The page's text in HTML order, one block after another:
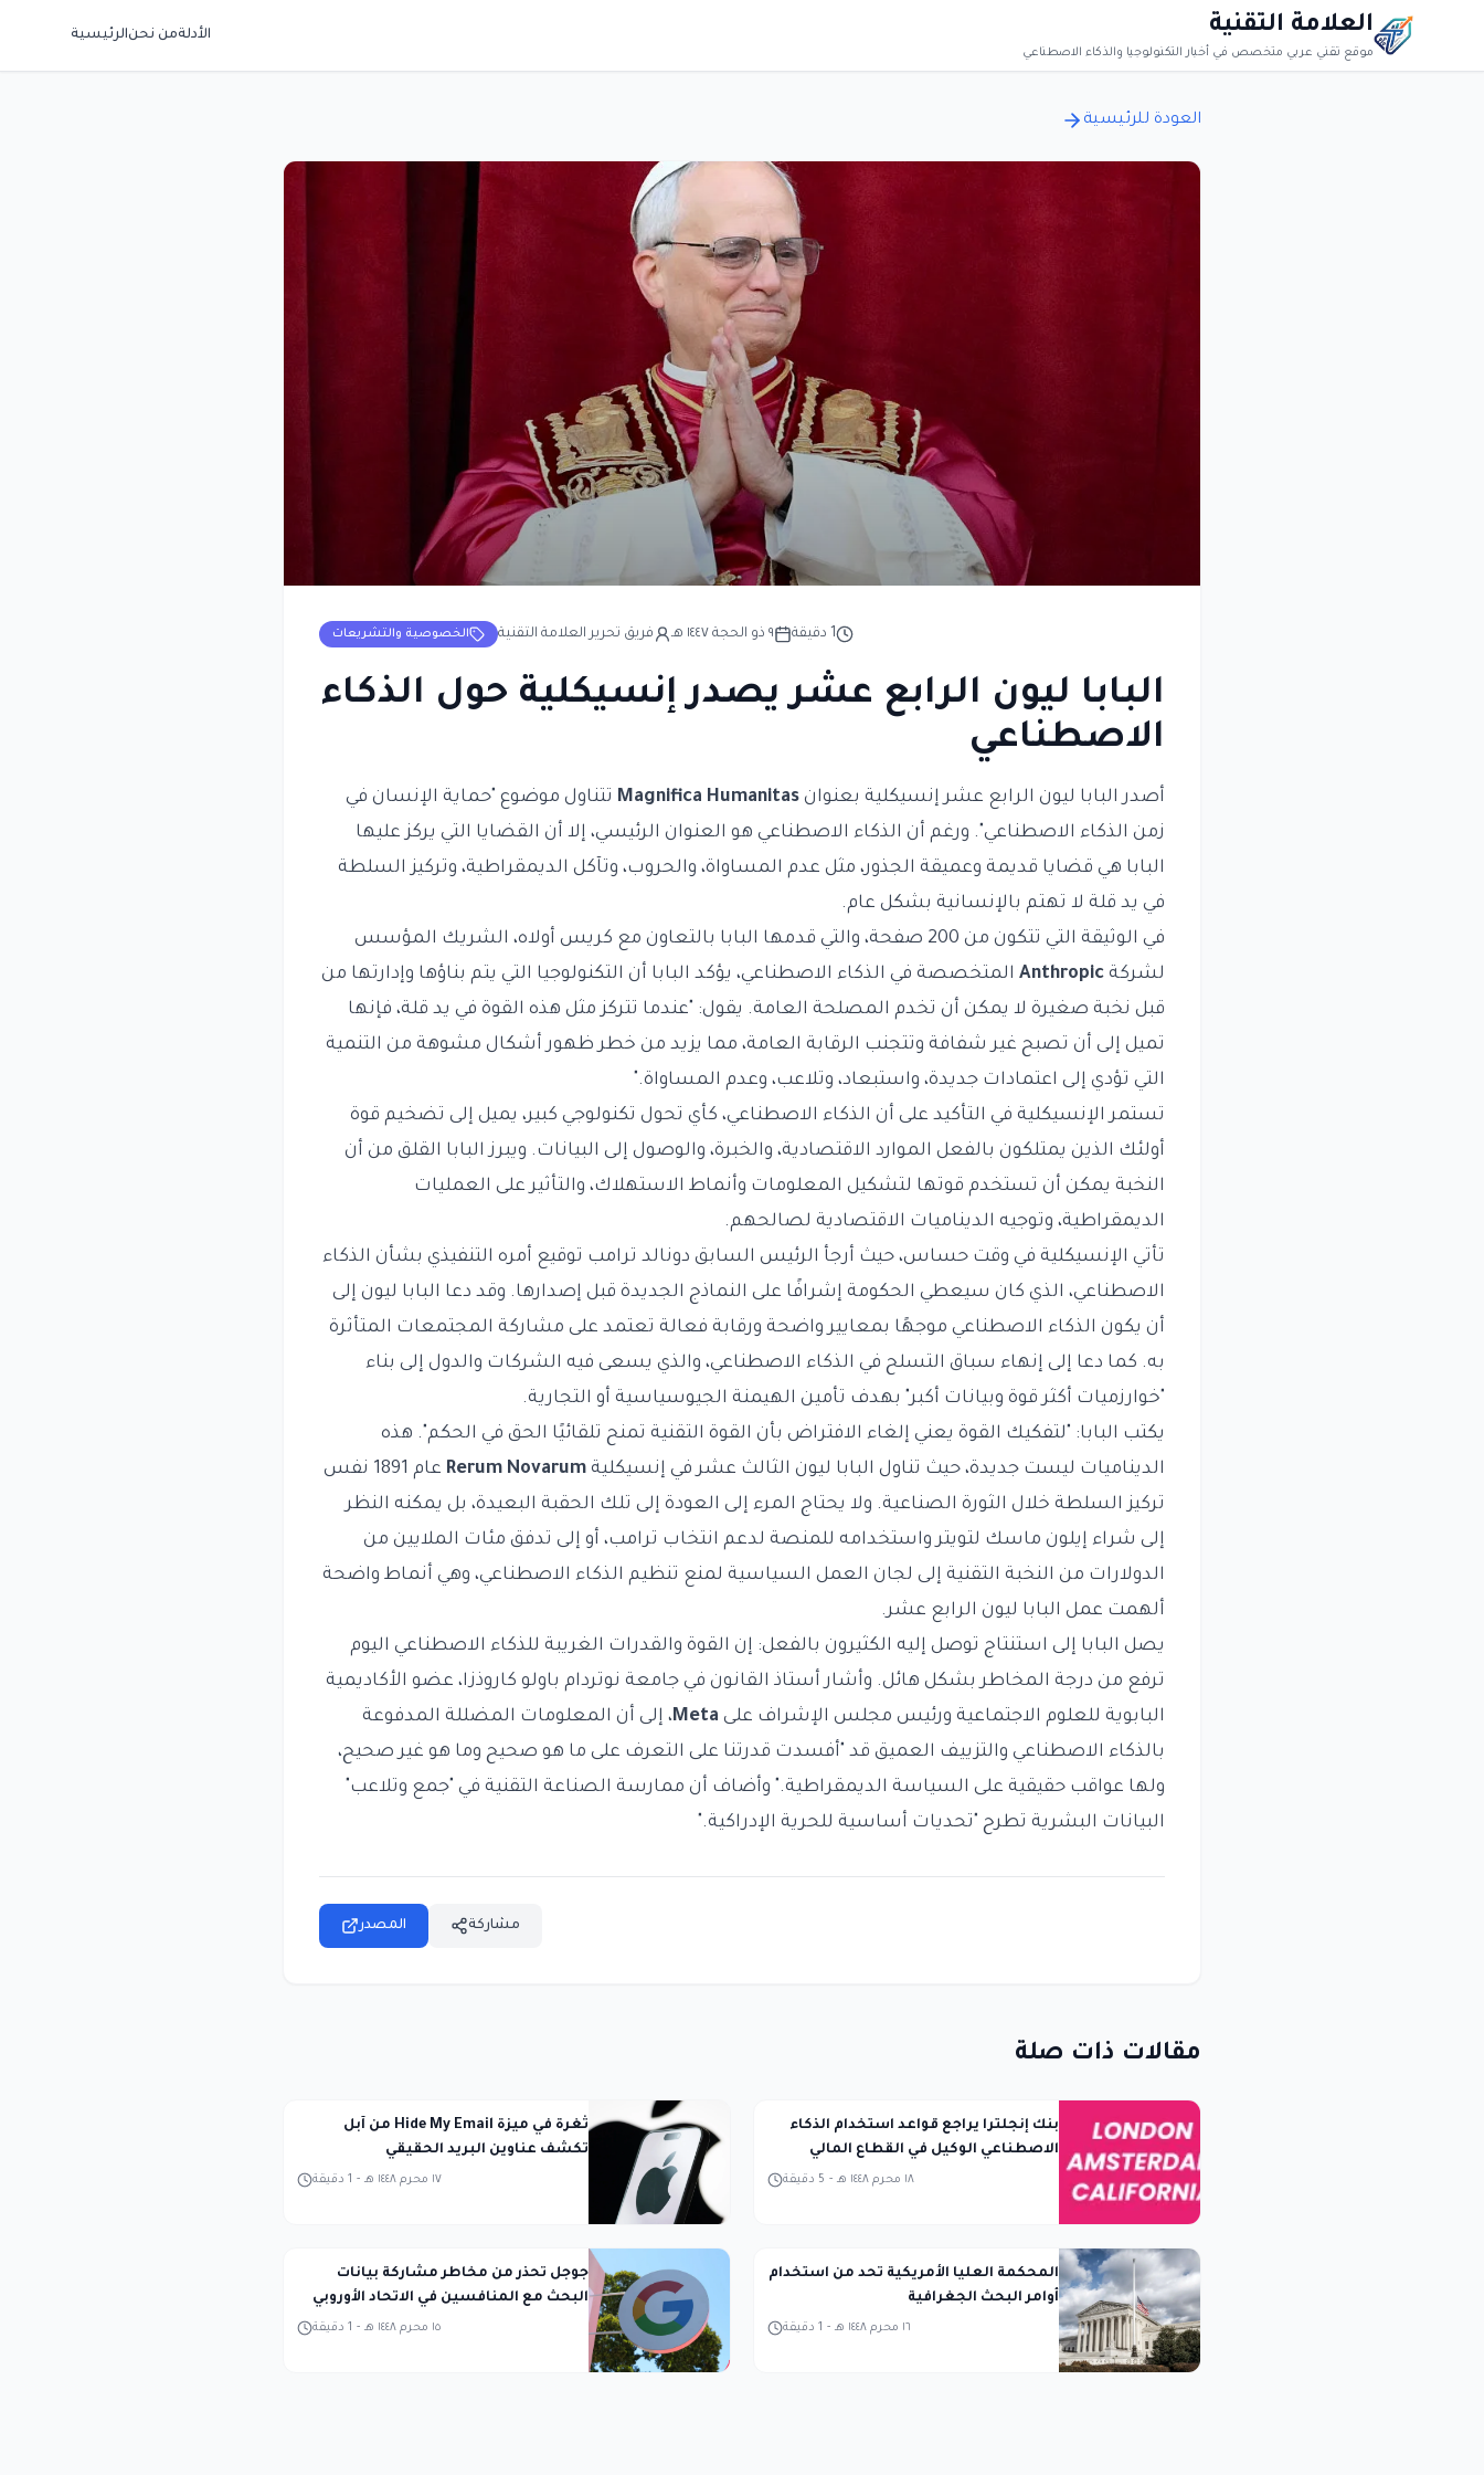
العلامة التقنية
موقع تقني عربي متخصص في أخبار التكنولوجيا والذكاء الاصطناعي
الأدلةمن نحنالرئيسية
العودة للرئيسية
الخصوصية والتشريعات فريق تحرير العلامة التقنية ٩ ذو الحجة ١٤٤٧ هـ 1 دقيقة
البابا ليون الرابع عشر يصدر إنسيكلية حول الذكاء
الاصطناعي
أصدر البابا ليون الرابع عشر إنسيكلية بعنوان Magnifica Humanitas تتناول موضوع "حماية الإنسان في
زمن الذكاء الاصطناعي". ورغم أن الذكاء الاصطناعي هو العنوان الرئيسي، إلا أن القضايا التي يركز عليها
البابا هي قضايا قديمة وعميقة الجذور، مثل عدم المساواة، والحروب، وتآكل الديمقراطية، وتركيز السلطة
في يد قلة لا تهتم بالإنسانية بشكل عام.
في الوثيقة التي تتكون من 200 صفحة، والتي قدمها البابا بالتعاون مع كريس أولاه، الشريك المؤسس
لشركة Anthropic المتخصصة في الذكاء الاصطناعي، يؤكد البابا أن التكنولوجيا التي يتم بناؤها وإدارتها من
قبل نخبة صغيرة لا يمكن أن تخدم المصلحة العامة. يقول: "عندما تتركز مثل هذه القوة في يد قلة، فإنها
تميل إلى أن تصبح غير شفافة وتتجنب الرقابة العامة، مما يزيد من خطر ظهور أشكال مشوهة من التنمية
التي تؤدي إلى اعتمادات جديدة، واستبعاد، وتلاعب، وعدم المساواة."
تستمر الإنسيكلية في التأكيد على أن الذكاء الاصطناعي، كأي تحول تكنولوجي كبير، يميل إلى تضخيم قوة
أولئك الذين يمتلكون بالفعل الموارد الاقتصادية، والخبرة، والوصول إلى البيانات. ويبرز البابا القلق من أن
النخبة يمكن أن تستخدم قوتها لتشكيل المعلومات وأنماط الاستهلاك، والتأثير على العمليات
الديمقراطية، وتوجيه الديناميات الاقتصادية لصالحهم.
تأتي الإنسيكلية في وقت حساس، حيث أرجأ الرئيس السابق دونالد ترامب توقيع أمره التنفيذي بشأن الذكاء
الاصطناعي، الذي كان سيعطي الحكومة إشرافًا على النماذج الجديدة قبل إصدارها. وقد دعا البابا ليون إلى
أن يكون الذكاء الاصطناعي موجهًا بمعايير واضحة ورقابة فعالة تعتمد على مشاركة المجتمعات المتأثرة
به. كما دعا إلى إنهاء سباق التسلح في الذكاء الاصطناعي، والذي يسعى فيه الشركات والدول إلى بناء
"خوارزميات أكثر قوة وبيانات أكبر" بهدف تأمين الهيمنة الجيوسياسية أو التجارية.
يكتب البابا: "لتفكيك القوة يعني إلغاء الافتراض بأن القوة التقنية تمنح تلقائيًا الحق في الحكم". هذه
الديناميات ليست جديدة، حيث تناول البابا ليون الثالث عشر في إنسيكلية Rerum Novarum
عام 1891 نفس
تركيز السلطة خلال الثورة الصناعية. ولا يحتاج المرء إلى العودة إلى تلك الحقبة البعيدة، بل يمكنه النظر
إلى شراء إيلون ماسك لتويتر واستخدامه للمنصة لدعم انتخاب ترامب، أو إلى تدفق مئات الملايين من
الدولارات من النخبة التقنية إلى لجان العمل السياسية لمنع تنظيم الذكاء الاصطناعي، وهي أنماط واضحة
ألهمت عمل البابا ليون الرابع عشر.
يصل البابا إلى استنتاج توصل إليه الكثيرون بالفعل: إن القوة والقدرات الغريبة للذكاء الاصطناعي اليوم
ترفع من درجة المخاطر بشكل هائل. وأشار أستاذ القانون في جامعة نوتردام باولو كاروذزا، عضو الأكاديمية
البابوية للعلوم الاجتماعية ورئيس مجلس الإشراف على Meta، إلى أن المعلومات المضللة المدفوعة
بالذكاء الاصطناعي والتزييف العميق قد "أفسدت قدرتنا على التعرف على ما هو صحيح وما هو غير صحيح،
ولها عواقب حقيقية على السياسة الديمقراطية." وأضاف أن ممارسة الصناعة التقنية في "جمع وتلاعب"
البيانات البشرية تطرح "تحديات أساسية للحرية الإدراكية."
المصدر مشاركة
مقالات ذات صلة
بنك إنجلترا يراجع قواعد استخدام الذكاء
الاصطناعي الوكيل في القطاع المالي
5 دقيقة - ١٨ محرم ١٤٤٨ هـ
ثغرة في ميزة Hide My Email من آبل
تكشف عناوين البريد الحقيقي
1 دقيقة - ١٧ محرم ١٤٤٨ هـ
المحكمة العليا الأمريكية تحد من استخدام
أوامر البحث الجغرافية
1 دقيقة - ١٦ محرم ١٤٤٨ هـ
جوجل تحذر من مخاطر مشاركة بيانات
البحث مع المنافسين في الاتحاد الأوروبي
1 دقيقة - ١٥ محرم ١٤٤٨ هـ